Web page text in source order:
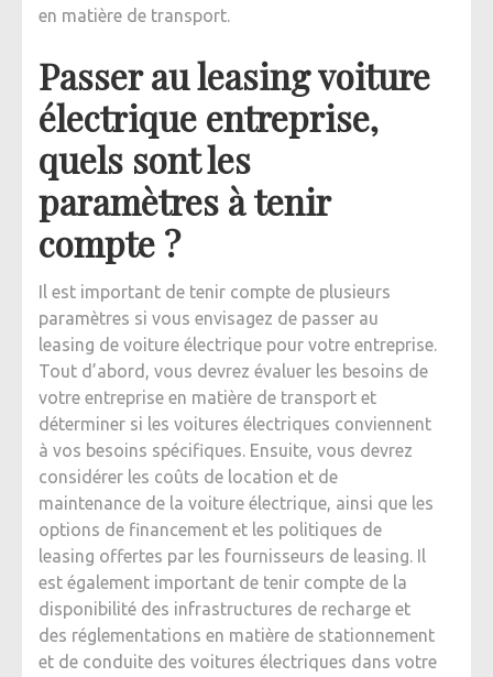
en matière de transport.
Passer au leasing voiture
électrique entreprise,
quels sont les
paramètres à tenir
compte ?
Il est important de tenir compte de plusieurs
paramètres si vous envisagez de passer au
leasing de voiture électrique pour votre entreprise.
Tout d’abord, vous devrez évaluer les besoins de
votre entreprise en matière de transport et
déterminer si les voitures électriques conviennent
à vos besoins spécifiques. Ensuite, vous devrez
considérer les coûts de location et de
maintenance de la voiture électrique, ainsi que les
options de financement et les politiques de
leasing offertes par les fournisseurs de leasing. Il
est également important de tenir compte de la
disponibilité des infrastructures de recharge et
des réglementations en matière de stationnement
et de conduite des voitures électriques dans votre